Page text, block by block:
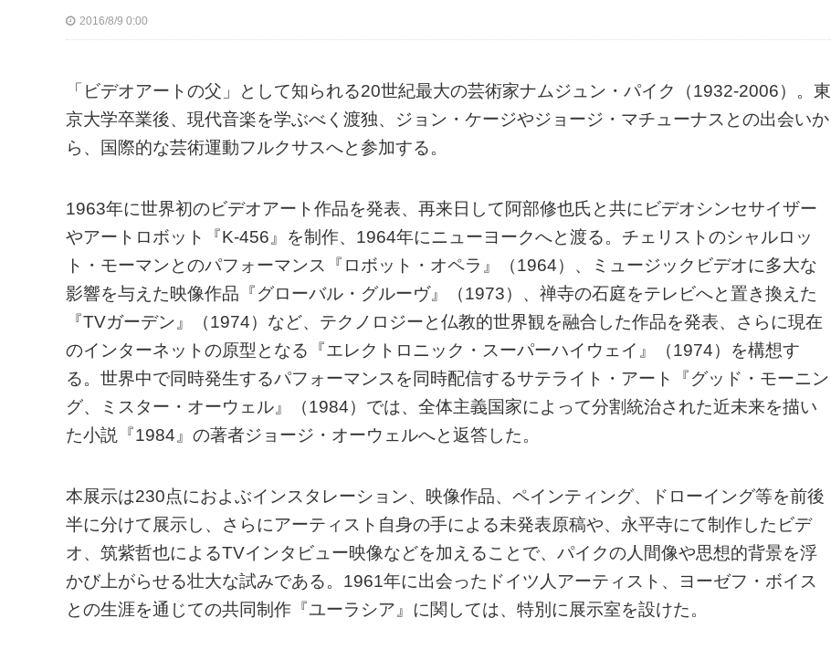
2016/8/9 0:00
「ビデオアートの父」として知られる20世紀最大の芸術家ナムジュン・パイク（1932-2006）。東
京大学卒業後、現代音楽を学ぶべく渡独、ジョン・ケージやジョージ・マチューナスとの出会いか
ら、国際的な芸術運動フルクサスへと参加する。
1963年に世界初のビデオアート作品を発表、再来日して阿部修也氏と共にビデオシンセサイザー
やアートロボット『K-456』を制作、1964年にニューヨークへと渡る。チェリストのシャルロッ
ト・モーマンとのパフォーマンス『ロボット・オペラ』（1964）、ミュージックビデオに多大な
影響を与えた映像作品『グローバル・グルーヴ』（1973）、禅寺の石庭をテレビへと置き換えた
『TVガーデン』（1974）など、テクノロジーと仏教的世界観を融合した作品を発表、さらに現在
のインターネットの原型となる『エレクトロニック・スーパーハイウェイ』（1974）を構想す
る。世界中で同時発生するパフォーマンスを同時配信するサテライト・アート『グッド・モーニン
グ、ミスター・オーウェル』（1984）では、全体主義国家によって分割統治された近未来を描い
た小説『1984』の著者ジョージ・オーウェルへと返答した。
本展示は230点におよぶインスタレーション、映像作品、ペインティング、ドローイング等を前後
半に分けて展示し、さらにアーティスト自身の手による未発表原稿や、永平寺にて制作したビデ
オ、筑紫哲也によるTVインタビュー映像などを加えることで、パイクの人間像や思想的背景を浮
かび上がらせる壮大な試みである。1961年に出会ったドイツ人アーティスト、ヨーゼフ・ボイス
との生涯を通じての共同制作『ユーラシア』に関しては、特別に展示室を設けた。